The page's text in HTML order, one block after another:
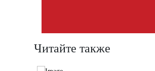
Читайте также